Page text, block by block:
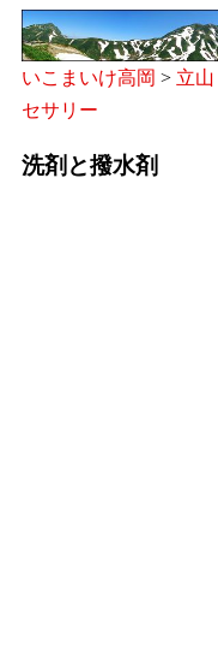
いこまいけ高岡 > 立山
セサリー
洗剤と撥水剤